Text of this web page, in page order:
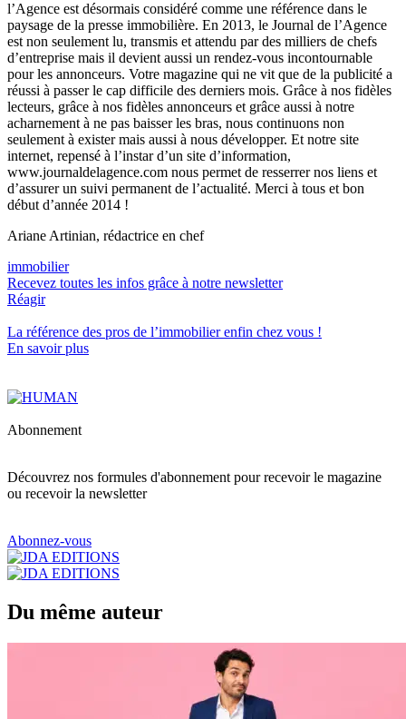
l’Agence est désormais considéré comme une référence dans le
paysage de la presse immobilière. En 2013, le Journal de l’Agence
est non seulement lu, transmis et attendu par des milliers de chefs
d’entreprise mais il devient aussi un rendez-vous incontournable
pour les annonceurs. Votre magazine qui ne vit que de la publicité a
réussi à passer le cap difficile des derniers mois. Grâce à nos fidèles
lecteurs, grâce à nos fidèles annonceurs et grâce aussi à notre
acharnement à ne pas baisser les bras, nous continuons non
seulement à exister mais aussi à nous développer. Et notre site
internet, repensé à l’instar d’un site d’information,
www.journaldelagence.com nous permet de resserrer nos liens et
d’assurer un suivi permanent de l’actualité. Merci à tous et bon
début d’année 2014 !
Ariane Artinian, rédactrice en chef
immobilier
Recevez toutes les infos grâce à notre newsletter
Réagir
La référence des pros de l’immobilierenfin chez vous !
En savoir plus
Abonnement
Découvrez nos formules d'abonnement pour recevoir le magazine
ou recevoir la newsletter
Abonnez-vous
Du même auteur